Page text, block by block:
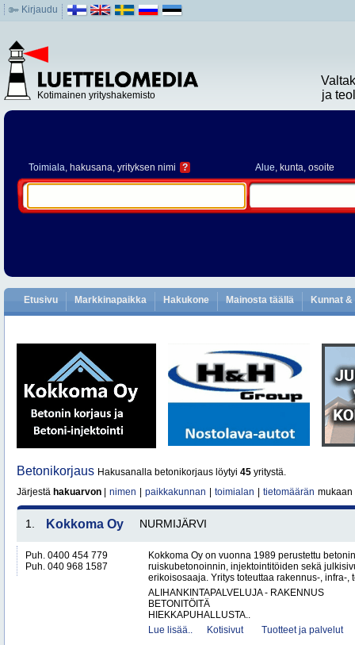
Kirjaudu
Kotimainen yrityshakemisto
ja
Toimiala, hakusana, yrityksen nimi ? Alue, kunta, osoite
Etusivu Markkinapaikka Hakukone Mainosta täällä Kunnat
Betonikorjaus Hakusanalla betonikorjaus löytyi 45 yritystä.
Järjestä hakuarvon nimen paikkakunnan toimialan tietomäärän mukaan
1. Kokkoma Oy NURMIJÄRVI
Puh. 0400 454 779
Puh. 040 968 1587
Kokkoma Oy on vuonna 1989 perustettu
ruiskubetonoinnin, injektointitöiden sekä
erikoisosaaja. Yritys toteuttaa rakennus-, infra-,
ALIHANKINTAPALVELUJA - RAKENNUS
BETONITÖITÄ
HIEKKAPUHALLUSTA..
Lue lisää..
Kotisivut Tuotteet ja palvelut